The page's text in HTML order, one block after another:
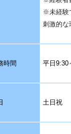
※未経験
刺激的な
時間 平日9:30
土日祝